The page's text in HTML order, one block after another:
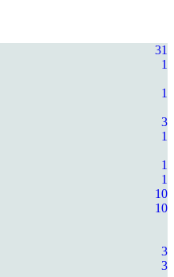
31
1
1
3
1
1
1
10
10
3
3